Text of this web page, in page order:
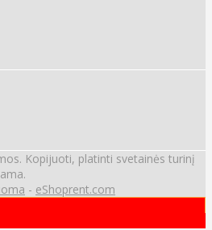
Kopijuoti, platinti svetainės turinį
- eShoprent.com